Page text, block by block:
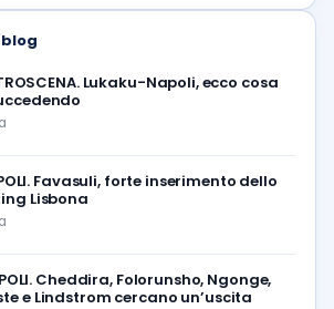
Lukaku-Napoli, ecco cosa
Favasuli, forte inserimento dello
Lisbona
Cheddira, Folorunsho, Ngonge,
e Lindstrom cercano un’uscita